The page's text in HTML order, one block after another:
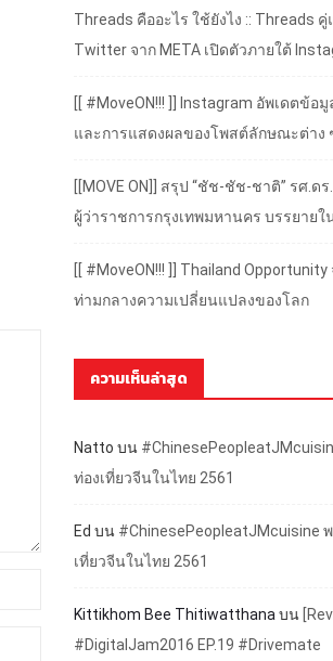
Threads คืออะไร ใช้ยังไง :: Threads
Twitter จาก META เปิดตัวภายใต้
[[ #MoveON!!! ]] Instagram อัพเดตข้อ
และการแสดงผลของโพสต์ลักษณะต่าง
[[MOVE ON]] สรุป “ชัช-ชัช-ชาติ” รศ.
ผู้ว่าราชการกรุงเทพมหานคร บรรยายใ
[[ #MoveON!!! ]] Thailand
ท่ามกลางความเปลี่ยนแปลงของโลก
ความเห็นล่าสุด
Natto บน
ท่องเที่ยวจีนในไทย 2561
Ed บน #ChinesePeopleatJMcuisine
เที่ยวจีนในไทย 2561
Kittikhom Bee Thitiwatthana บน
#DigitalJam2016 EP.19 #Drivemate